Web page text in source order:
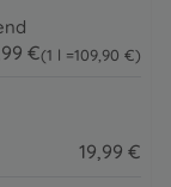
99 €(1 l =109 90 €
109.9 EUR )
19,99 €